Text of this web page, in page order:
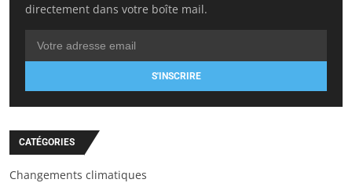
directement dans votre boîte mail.
S'INSCRIRE
CATÉGORIES
Changements climatiques